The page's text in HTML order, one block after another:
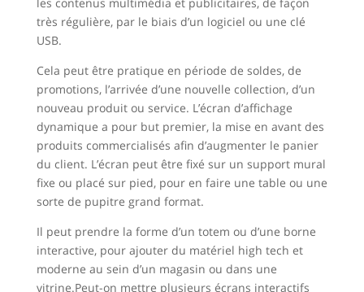
très régulière, par le biais d’un logiciel ou une clé
USB.
Cela peut être pratique en période de soldes, de
promotions, l’arrivée d’une nouvelle collection, d’un
nouveau produit ou service. L’écran d’affichage
dynamique a pour but premier, la mise en avant des
produits commercialisés afin d’augmenter le panier
du client. L’écran peut être fixé sur un support mural
fixe ou placé sur pied, pour en faire une table ou une
sorte de pupitre grand format.
Il peut prendre la forme d’un totem ou d’une borne
interactive, pour ajouter du matériel high tech et
moderne au sein d’un magasin ou dans une
vitrine.Peut-on mettre plusieurs écrans interactifs